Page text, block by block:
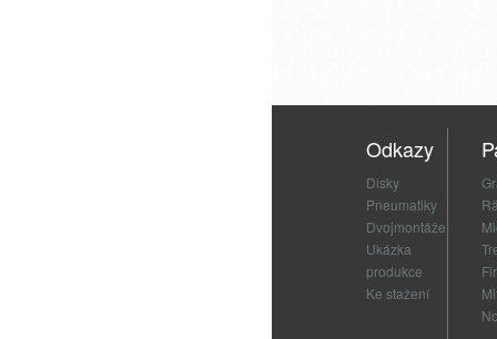
Odkazy
Disky
Pneumatiky
Dvojmontáže
Ukázka
produkce
Ke stažení